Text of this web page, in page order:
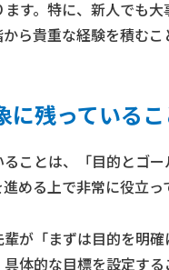
す。特に、新人でも
ら貴重な経験を積む
残っている
ことは、「目的とゴ
める上で非常に役立っ
が「まずは目的を明
体的な目標を設定す